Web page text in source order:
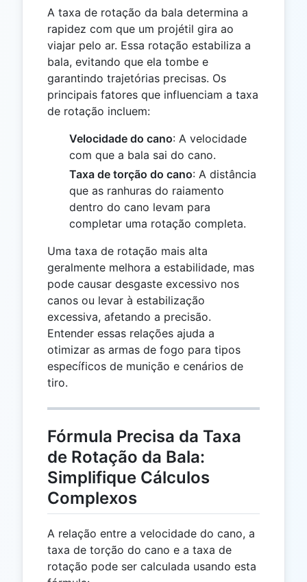
A taxa de rotação da bala determina a
rapidez com que um projétil gira ao
viajar pelo ar. Essa rotação estabiliza a
bala, evitando que ela tombe e
garantindo trajetórias precisas. Os
principais fatores que influenciam a taxa
de rotação incluem:
Velocidade do cano: A velocidade
com que a bala sai do cano.
Taxa de torção do cano: A distância
que as ranhuras do raiamento
dentro do cano levam para
completar uma rotação completa.
Uma taxa de rotação mais alta
geralmente melhora a estabilidade, mas
pode causar desgaste excessivo nos
canos ou levar à estabilização
excessiva, afetando a precisão.
Entender essas relações ajuda a
otimizar as armas de fogo para tipos
específicos de munição e cenários de
tiro.
Fórmula Precisa da Taxa
de Rotação da Bala:
Simplifique Cálculos
Complexos
A relação entre a velocidade do cano, a
taxa de torção do cano e a taxa de
rotação pode ser calculada usando esta